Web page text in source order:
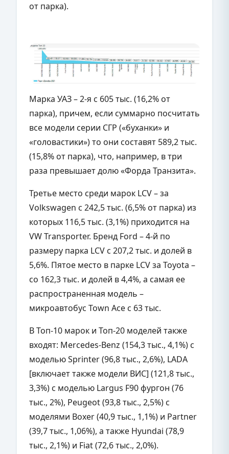
от парка).
Марка УАЗ – 2-я с 605 тыс. (16,2% от
парка), причем, если суммарно посчитать
все модели серии СГР («буханки» и
«головастики») то они составят 589,2 тыс.
(15,8% от парка), что, например, в три
раза превышает долю «Форда Транзита».
Третье место среди марок LCV– за
Volkswagen с 242,5 тыс. (6,5% от парка) из
которых 116,5 тыс. (3,1%) приходится на
VW Transporter. Бренд Ford – 4-й по
размеру парка LCV с 207,2 тыс. и долей в
5,6%. Пятое место в парке LCV за Toyota –
со 162,3 тыс. и долей в 4,4%, а самая ее
распространенная модель –
микроавтобус Town Ace с 63 тыс.
В Топ-10 марок и Топ-20 моделей также
входят: Mercedes-Benz (154,3 тыс., 4,1%) с
модельюSprinter(96,8 тыс., 2,6%), LADA
[включает также модели ВИС] (121,8 тыс.,
3,3%) с моделью Largus F90 фургон (76
тыс., 2%), Peugeot(93,8 тыс., 2,5%) с
моделями Boxer(40,9 тыс., 1,1%) и Partner
(39,7 тыс., 1,06%), а также Hyundai (78,9
тыс., 2,1%) и Fiat (72,6 тыс., 2,0%).